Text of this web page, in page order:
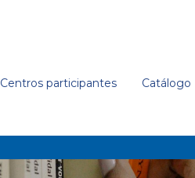
Centros participantes Catálogo